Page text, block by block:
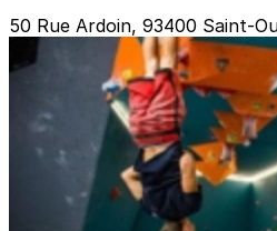
50 Rue Ardoin, 93400 Saint-